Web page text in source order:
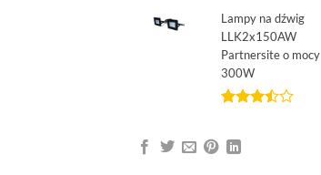
Lampy na dźwig
LLK2x150AW
Partnersite o mocy
300W
5 na
cena
wynosiła:
cena
wynosi: